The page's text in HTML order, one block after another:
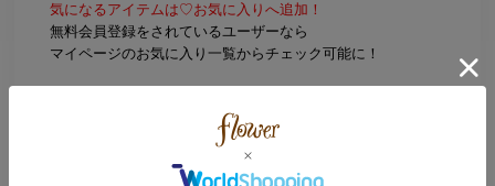
気になるアイテムは♡お気に入りへ追加！
無料会員登録をされているユーザーなら
マイページのお気に入り一覧からチェック可能に！